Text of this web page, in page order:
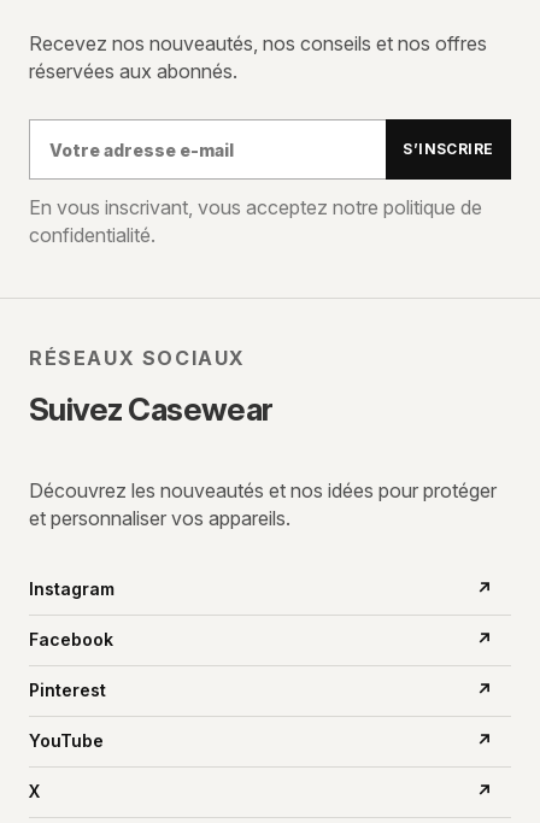
Recevez nos nouveautés, nos conseils et nos offres
réservées aux abonnés.
e-
mail
S’INSCRIRE
En vous inscrivant, vous acceptez notre politique de
confidentialité.
RÉSEAUX SOCIAUX
Suivez Casewear
Découvrez les nouveautés et nos idées pour protéger
et personnaliser vos appareils.
Instagram ↗
Facebook ↗
Pinterest ↗
YouTube ↗
X ↗